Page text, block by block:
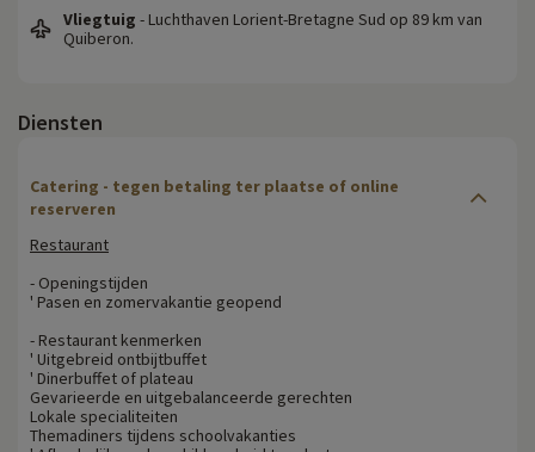
Vliegtuig - Luchthaven Lorient-Bretagne Sud op 89 km van
Quiberon.
Diensten
Catering - tegen betaling ter plaatse of online
reserveren
Restaurant
- Openingstijden
' Pasen en zomervakantie geopend
- Restaurant kenmerken
' Uitgebreid ontbijtbuffet
' Dinerbuffet of plateau
Gevarieerde en uitgebalanceerde gerechten
Lokale specialiteiten
Themadiners tijdens schoolvakanties